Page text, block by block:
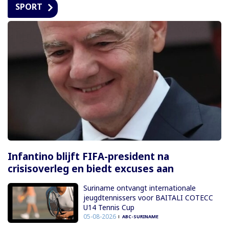
SPORT
Infantino blijft FIFA-president na
crisisoverleg en biedt excuses aan
Suriname ontvangt internationale
jeugdtennissers voor BAITALI COTECC
U14 Tennis Cup
05-08-2026 ABC-SURINAME